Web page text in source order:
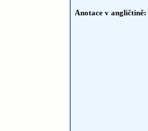
Anotace v angličtině: